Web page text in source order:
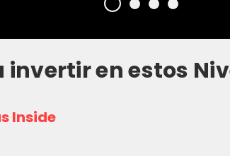
invertir en estos
Inside